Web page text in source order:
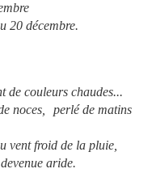
20 décembre.
de couleurs chaudes...
noces, perlé de matins
vent froid de la pluie,
aride.